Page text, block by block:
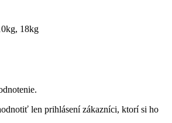
18kg
len prihlásení zákazníci, ktorí si ho